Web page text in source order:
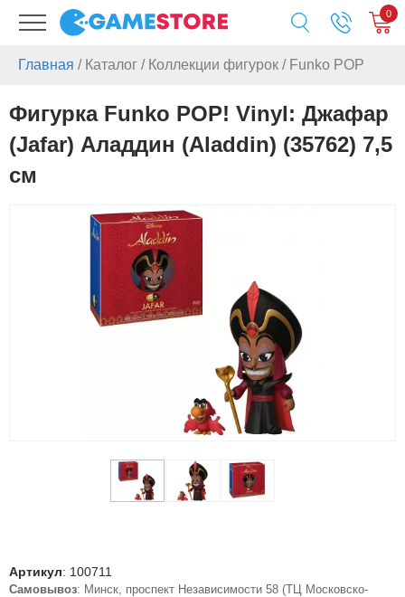
0
Главная / Каталог / Коллекции фигурок / Funko POP
Фигурка Funko POP! Vinyl: Джафар
(Jafar) Аладдин (Aladdin) (35762) 7,5
см
Артикул: 100711
Самовывоз: Минск, проспект Независимости 58 (ТЦ Московско-